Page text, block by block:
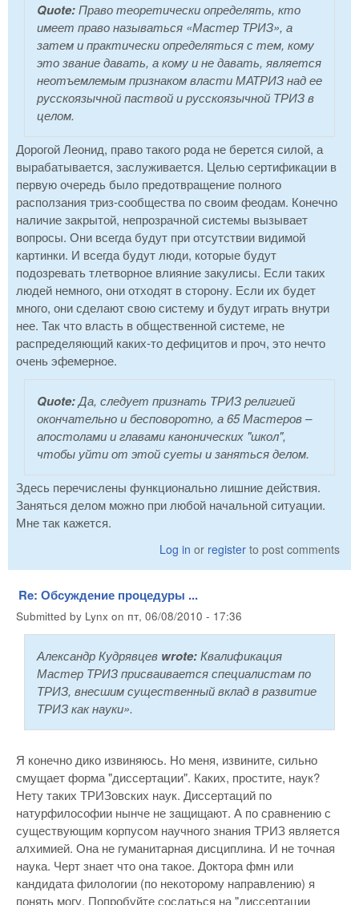
Quote:Право теоретически определять, кто
имеет право называться «Мастер ТРИЗ», а
затем и практически определяться с тем, кому
это звание давать, а кому и не давать, является
неотъемлемым признаком власти МАТРИЗ над ее
русскоязычной паствой и русскоязычной ТРИЗ в
целом.
Дорогой Леонид, право такого рода не берется силой, а
вырабатывается, заслуживается. Целью сертификации в
первую очередь было предотвращение полного
расползания триз-сообщества по своим феодам. Конечно
наличие закрытой, непрозрачной системы вызывает
вопросы. Они всегда будут при отсутствии видимой
картинки. И всегда будут люди, которые будут
подозревать тлетворное влияние закулисы. Если таких
людей немного, они отходят в сторону. Если их будет
много, они сделают свою систему и будут играть внутри
нее. Так что власть в общественной системе, не
распределяющий каких-то дефицитов и проч, это нечто
очень эфемерное.
Quote:Да, следует признать ТРИЗ религией
окончательно и бесповоротно, а 65 Мастеров –
апостолами и главами канонических "школ",
чтобы уйти от этой суеты и заняться делом.
Здесь перечислены функционально лишние действия.
Заняться делом можно при любой начальной ситуации.
Мне так кажется.
Log in or register to post comments
Re: Обсуждение процедуры ...
Submitted by Lynx on пт, 06/08/2010 - 17:36
Александр Кудрявцев wrote:Квалификация
Мастер ТРИЗ присваивается специалистам по
ТРИЗ, внесшим существенный вклад в развитие
ТРИЗ как науки».
Я конечно дико извиняюсь. Но меня, извините, сильно
смущает форма "диссертации". Каких, простите, наук?
Нету таких ТРИЗовских наук. Диссертаций по
натурфилософии нынче не защищают. А по сравнению с
существующим корпусом научного знания ТРИЗ является
алхимией. Она не гуманитарная дисциплина. И не точная
наука. Черт знает что она такое. Доктора фмн или
кандидата филологии (по некоторому направлению) я
понять могу. Попробуйте сослаться на "диссертации